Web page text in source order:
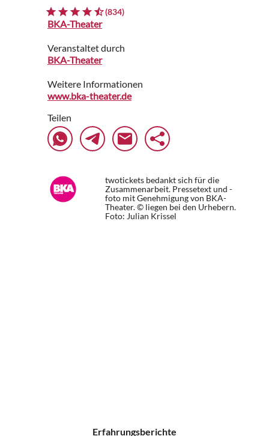
(834)
BKA-Theater
Veranstaltet durch
BKA-Theater
Weitere Informationen
www.bka-theater.de
Teilen
twotickets bedankt sich für die
Zusammenarbeit. Pressetext und -
foto mit Genehmigung von BKA-
Theater. © liegen bei den Urhebern.
Foto: Julian Krissel
Erfahrungsberichte